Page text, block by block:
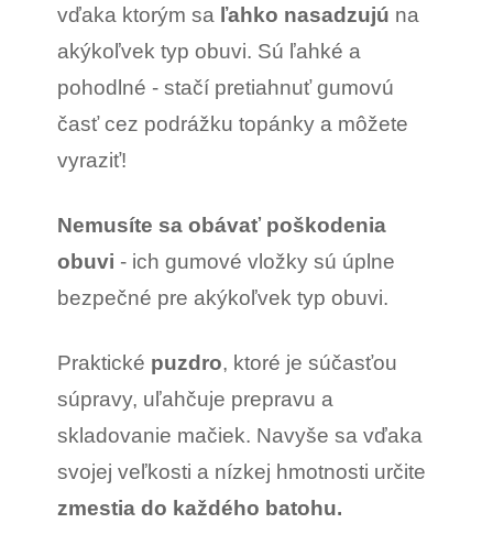
vďaka ktorým sa ľahko nasadzujú na
akýkoľvek typ obuvi. Sú ľahké a
pohodlné - stačí pretiahnuť gumovú
časť cez podrážku topánky a môžete
vyraziť!
Nemusíte sa obávať poškodenia
obuvi - ich gumové vložky sú úplne
bezpečné pre akýkoľvek typ obuvi.
Praktické puzdro, ktoré je súčasťou
súpravy, uľahčuje prepravu a
skladovanie mačiek. Navyše sa vďaka
svojej veľkosti a nízkej hmotnosti určite
zmestia do každého batohu.